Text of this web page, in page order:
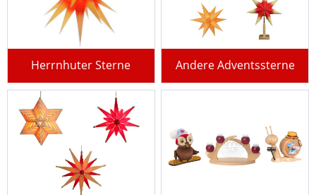
Herrnhuter Sterne Andere Adventssterne